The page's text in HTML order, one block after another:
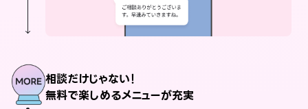
相談だけじゃない！
無料で楽しめるメニューが充実